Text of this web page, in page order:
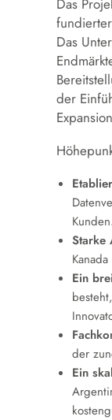
Das
Das
der
Kunden.
Starke
Ein
der
Ein